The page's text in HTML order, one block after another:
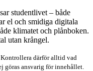
studentlivet – både
el och smidiga digitala
klimatet och plånboken.
utan krångel.
därför alltid vad
göras ansvarig för innehållet.